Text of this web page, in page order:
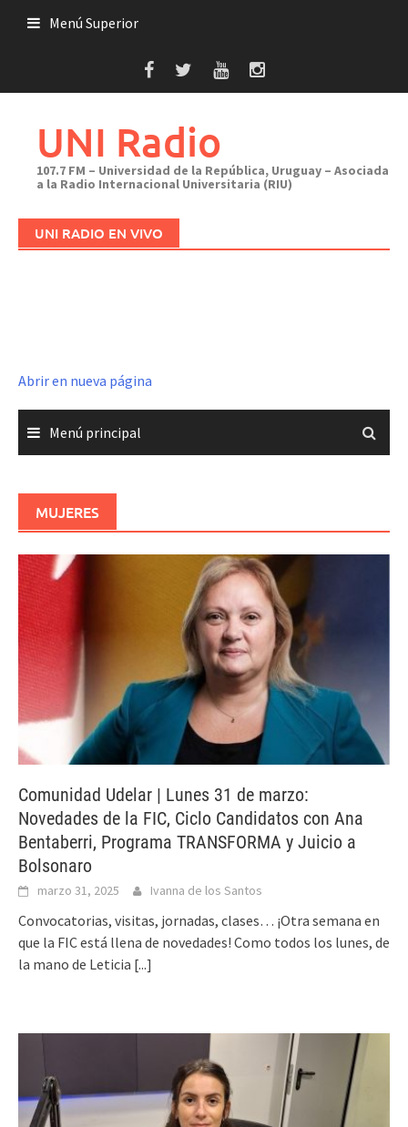
Menú Superior
UNI Radio
107.7 FM – Universidad de la República, Uruguay – Asociada
a la Radio Internacional Universitaria (RIU)
UNI RADIO EN VIVO
Abrir en nueva página
Menú principal
MUJERES
Comunidad Udelar | Lunes 31 de marzo:
Novedades de la FIC, Ciclo Candidatos con Ana
Bentaberri, Programa TRANSFORMA y Juicio a
Bolsonaro
marzo 31, 2025 Ivanna de los Santos
Convocatorias, visitas, jornadas, clases… ¡Otra semana en
que la FIC está llena de novedades! Como todos los lunes, de
la mano de Leticia [...]